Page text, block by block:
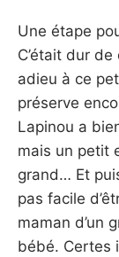
Une étape
C’était dur
adieu à ce
préserve
Lapinou a
mais un petit
grand… Et
pas facile
maman d’un
bébé. Certes